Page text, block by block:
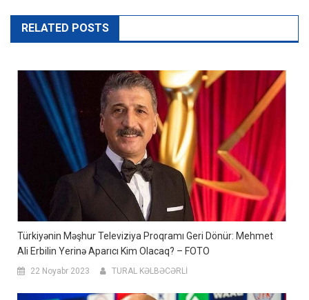
RELATED POSTS
Türkiyənin Məşhur Televiziya Proqramı Geri Dönür: Mehmet
Ali Erbilin Yerinə Aparıcı Kim Olacaq? – FOTO
22 Noyabr 2023 TURAL KƏLBƏCƏRLİ